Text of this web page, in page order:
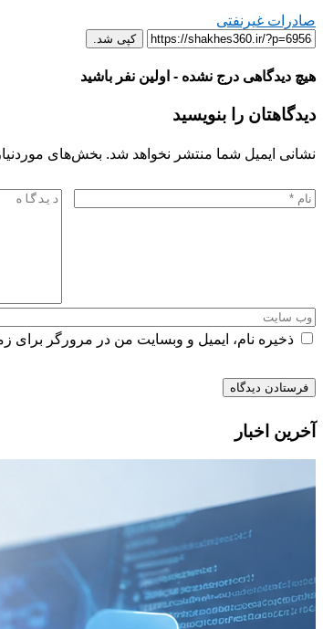
صادرات غیرنفتی
کپی شد.
هیچ دیدگاهی درج نشده - اولین نفر باشید
دیدگاهتان را بنویسید
نشانی ایمیل شما منتشر نخواهد شد. بخش‌های
ذخیره نام، ایمیل و وبسایت من در مرورگر برای
آخرین اخبار